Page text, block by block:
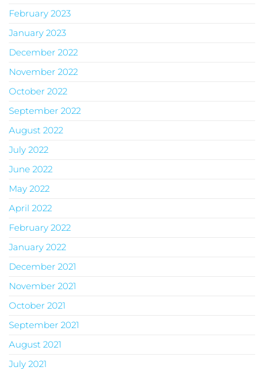
February 2023
January 2023
December 2022
November 2022
October 2022
September 2022
August 2022
July 2022
June 2022
May 2022
April 2022
February 2022
January 2022
December 2021
November 2021
October 2021
September 2021
August 2021
July 2021